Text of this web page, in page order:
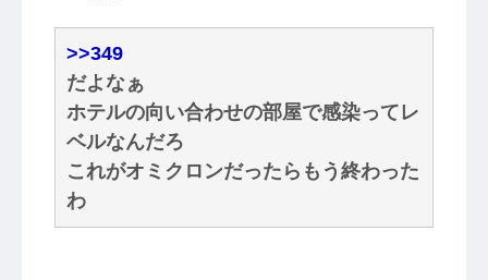
>>349
だよなぁ
ホテルの向い合わせの部屋で感染ってレ
ベルなんだろ
これがオミクロンだったらもう終わった
わ